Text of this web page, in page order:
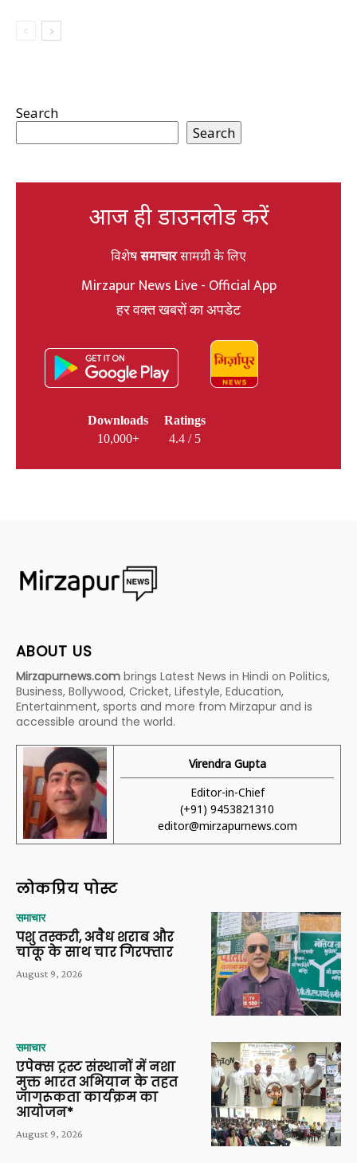
Search
Search
आज ही डाउनलोड करें
विशेषसमाचारसामग्री के लिए
Mirzapur News Live - Official App
हर वक्त खबरों का अपडेट
Downloads
10,000+
Ratings
4.4 / 5
ABOUT US
Mirzapurnews.com brings Latest News in Hindi on Politics,
Business, Bollywood, Cricket, Lifestyle, Education,
Entertainment, sports and more from Mirzapur and is
accessible around the world.
Virendra Gupta
Editor-in-Chief
(+91) 9453821310
editor@mirzapurnews.com
लोकप्रिय पोस्ट
समाचार
पशु तस्करी, अवैध शराब और
चाकू के साथ चार गिरफ्तार
August 9, 2026
समाचार
एपेक्स ट्रस्ट संस्थानों में नशा
मुक्त भारत अभियान के तहत
जागरूकता कार्यक्रम का
आयोजन*
August 9, 2026